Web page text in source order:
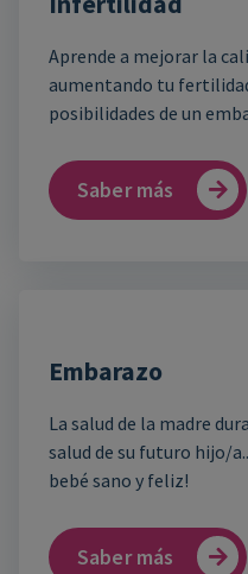
Aprende a mejorar la
aumentando tu
posibilidades de un
Saber más
Embarazo
La salud de la madre
salud de su futuro hijo/
bebé sano y feliz!
Saber más